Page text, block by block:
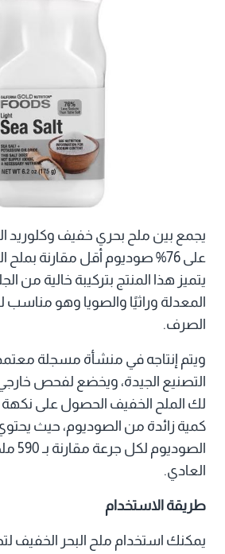
يجمع بين ملح بحري خفيف وكلوريد
على 76% صوديوم أقل مقارنة
يتميز هذا المنتج بتركيبة خالية من
المعدلة وراثيًا والصويا وهو مناسب
الصرف.
ويتم إنتاجه في منشأة مسجلة
التصنيع الجيدة، ويخضع لفحص
لك الملح الخفيف الحصول على نكهة
العادي.
طريقة الاستخدام
يمكنك استخدام ملح البحر الخفيف